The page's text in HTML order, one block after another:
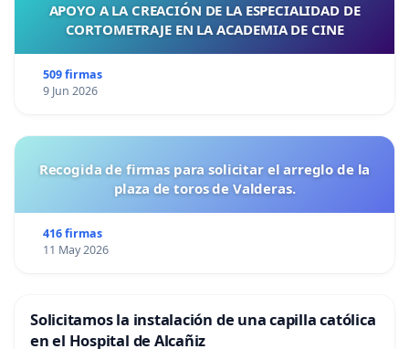
APOYO A LA CREACIÓN DE LA ESPECIALIDAD DE
CORTOMETRAJE EN LA ACADEMIA DE CINE
509 firmas
9 Jun 2026
Recogida de firmas para solicitar el arreglo de la
plaza de toros de Valderas.
416 firmas
11 May 2026
Solicitamos la instalación de una capilla católica
en el Hospital de Alcañiz